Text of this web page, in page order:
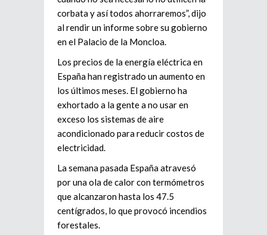
corbata y así todos ahorraremos”, dijo
al rendir un informe sobre su gobierno
en el Palacio de la Moncloa.
Los precios de la energía eléctrica en
España han registrado un aumento en
los últimos meses. El gobierno ha
exhortado a la gente a no usar en
exceso los sistemas de aire
acondicionado para reducir costos de
electricidad.
La semana pasada España atravesó
por una ola de calor con termómetros
que alcanzaron hasta los 47.5
centígrados, lo que provocó incendios
forestales.